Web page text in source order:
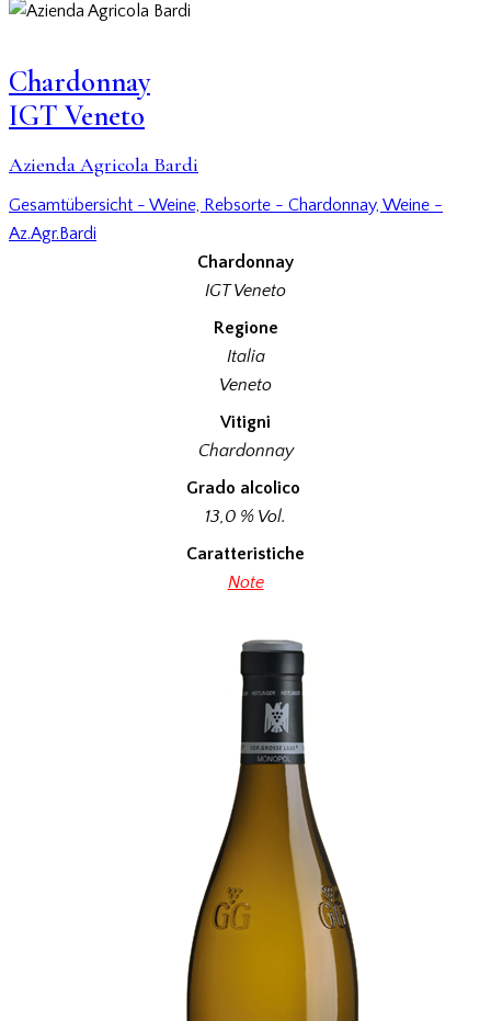
Chardonnay
IGT Veneto
Azienda Agricola Bardi
Gesamtübersicht - Weine, Rebsorte - Chardonnay, Weine -
Az.Agr.Bardi
Chardonnay
IGT Veneto
Regione
Italia
Veneto
Vitigni
Chardonnay
Grado alcolico
13,0 % Vol.
Caratteristiche
Note